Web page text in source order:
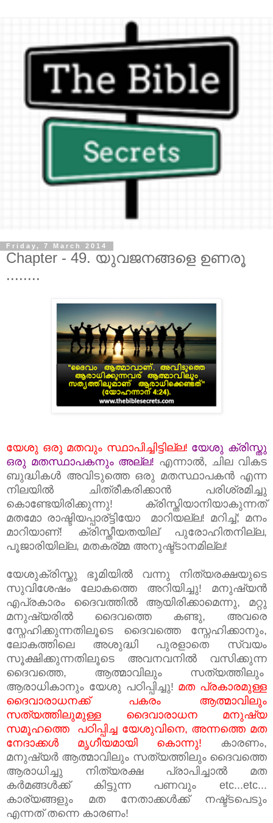
Friday, 7 March 2014
Chapter - 49. യുവജനങ്ങളെ ഉണരൂ
........
യേശു ഒരു മതവും സ്ഥാപിച്ചിട്ടില്ല! യേശു ക്രിസ്തു
ഒരു മതസ്ഥാപകനും അല്ല! എന്നാല്‍, ചില വികട
ബുദ്ധികള്‍ അവിടുത്തെ ഒരു മതസ്ഥാപകന്‍ എന്ന
നിലയില്‍ ചിത്രീകരിക്കാന്‍ പരിശ്രമിച്ചു
കൊണ്ടേയിരിക്കുന്നു! ക്രിസ്തിയാനിയാകുന്നത്
മതമോ രാഷ്ടിയപ്പാര്ട്ടിയോ മാറിയല്ല! മറിച്ച്; മനം
മാറിയാണ്!
ക്രിസ്തീയതയില് പുരോഹിതനില്ല,
പൂജാരിയില്ല, മതകര്മ്മ അനുഷ്ട്ടാനമില്ല!
യേശുക്രിസ്തു ഭൂമിയില്‍ വന്നു നിത്യരക്ഷയുടെ
സുവിശേഷം ലോകത്തെ അറിയിച്ചു! മനുഷ്യന്‍
എപ്രകാരം ദൈവത്തില്‍ ആയിരിക്കാമെന്നു, മറ്റു
മനുഷ്യരില്‍ ദൈവത്തെ കണ്ടു, അവരെ
സ്നേഹിക്കുന്നതിലൂടെ ദൈവത്തെ സ്നേഹിക്കാനും,
ലോകത്തിലെ അശുദ്ധി പുരളാതെ സ്വയം
സൂക്ഷിക്കുന്നതിലൂടെ അവനവനില്‍ വസിക്കുന്ന
ദൈവത്തെ, ആത്മാവിലും സത്യത്തിലും
ആരാധികാനും യേശു പഠിപ്പിച്ചു! മത പ്രകാരമുള്ള
ദൈവാരാധനക്ക് പകരം ആത്മാവിലും
സത്യത്തിലുമുള്ള ദൈവാരാധന മനുഷ്യ
സമൂഹത്തെ പഠിപ്പിച്ച യേശുവിനെ, അന്നത്തെ മത
നേദാക്കള്‍ മൃഗീയമായി കൊന്നു! കാരണം,
മനുഷ്യര്‍ ആത്മാവിലും സത്യത്തിലും ദൈവത്തെ
ആരാധിച്ചു നിത്യരക്ഷ പ്രാപിച്ചാല്‍ മത
കര്‍മങ്ങള്‍ക്ക് കിട്ടുന്ന പണവും etc...etc...
കാര്യങ്ങളും മത നേതാക്കള്‍ക്ക് നഷ്ട്ടപെടും
എന്നത് തന്നെ കാരണം!